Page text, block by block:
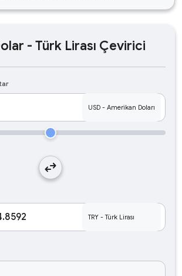
- Türk Lirası Çevirici
swap_horiz